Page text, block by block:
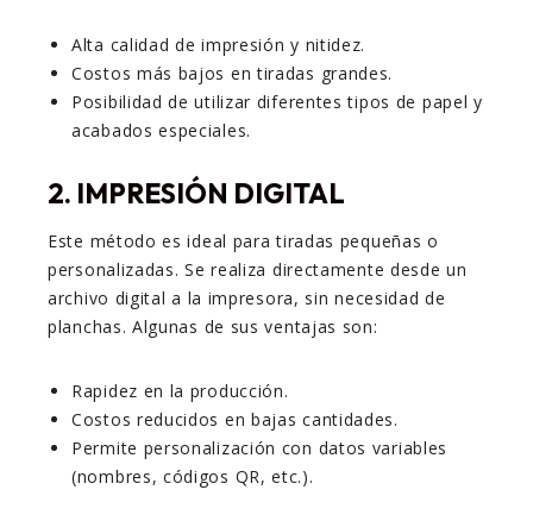
Alta calidad de impresión y nitidez.
Costos más bajos en tiradas grandes.
Posibilidad de utilizar diferentes tipos de papel y
acabados especiales.
2. IMPRESIÓN DIGITAL
Este método es ideal para tiradas pequeñas o
personalizadas. Se realiza directamente desde un
archivo digital a la impresora, sin necesidad de
planchas. Algunas de sus ventajas son:
Rapidez en la producción.
Costos reducidos en bajas cantidades.
Permite personalización con datos variables
(nombres, códigos QR, etc.).